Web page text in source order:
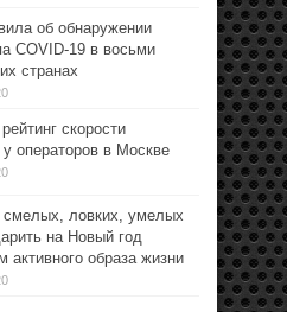
об обнаружении
COVID-19 в восьми
странах
скорости
у операторов в Москве
смелых, ловких, умелых
на Новый год
активного образа жизни